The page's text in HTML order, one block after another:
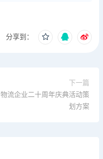
分享到：
下一篇
物流企业二十周年庆典活动策
划方案